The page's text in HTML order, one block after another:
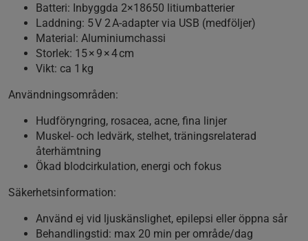
Batteri: Inbyggda 2×18650 litiumbatterier
Laddning: 5 V 2 A-adapter via USB (medföljer)
Material: Aluminiumchassi
Storlek: 15 × 9 × 4 cm
Vikt: ca 1 kg
Användningsområden:
Hudföryngring, rosacea, acne, fina linjer
Muskel- och ledvärk, stelhet, träningsrelaterad
återhämtning
Ökad blodcirkulation, energi och fokus
Säkerhetsinformation:
Använd ej vid ljuskänslighet, epilepsi eller öppna sår
Behandlingstid: max 20 min per område/dag